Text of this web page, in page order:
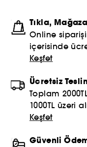
Tıkla,
Online
içerisinde
Keşfet
Ücretsiz
Toplam
1000TL üzeri
Keşfet
Güvenli